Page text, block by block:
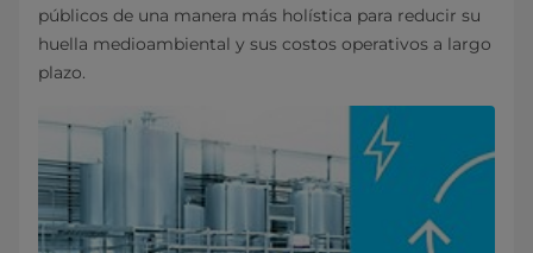
públicos de una manera más holística para reducir su
huella medioambiental y sus costos operativos a largo
plazo.